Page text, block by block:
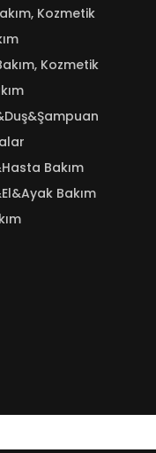
Kozmetik
Kozmetik
Bakım
Bakım